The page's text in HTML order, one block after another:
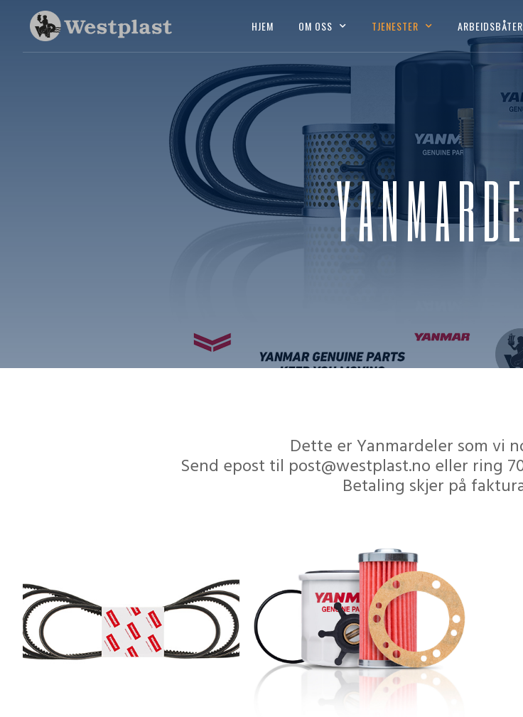
HJEM OM OSS TJENESTER ARBEIDSBÅTER
Dette er Yanmardeler som vi
Send epost til post@westplast.no eller ring
Betaling skjer på